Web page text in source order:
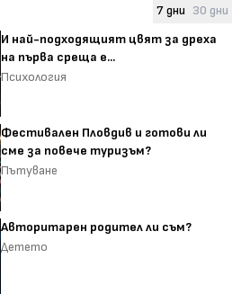
7 дни 30 дни
И най-подходящият цвят за дреха
на първа среща е...
Психология
Фестивален Пловдив и готови ли
сме за повече туризъм?
Пътуване
Авторитарен родител ли съм?
Детето